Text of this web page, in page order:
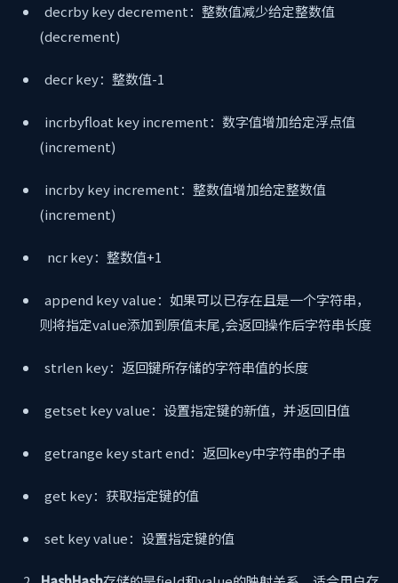
decrby key decrement：整数值减少给定整数值
(decrement)
decr key：整数值-1
incrbyfloat key increment：数字值增加给定浮点值
(increment)
incrby key increment：整数值增加给定整数值
(increment)
ncr key：整数值+1
append key value：如果可以已存在且是一个字符串，
则将指定value添加到原值末尾,会返回操作后字符串长度
strlen key：返回键所存储的字符串值的长度
getset key value：设置指定键的新值，并返回旧值
getrange key start end：返回key中字符串的子串
get key：获取指定键的值
set key value：设置指定键的值